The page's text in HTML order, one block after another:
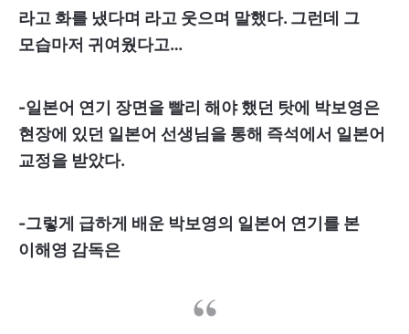
라고 화를 냈다며 라고 웃으며 말했다. 그런데 그
모습마저 귀여웠다고…
-일본어 연기 장면을 빨리 해야 했던 탓에 박보영은
현장에 있던 일본어 선생님을 통해 즉석에서 일본어
교정을 받았다.
-그렇게 급하게 배운 박보영의 일본어 연기를 본
이해영 감독은